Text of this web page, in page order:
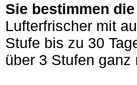
Sie bestimmen
Lufterfrischer mit
Stufe bis zu 30
über 3 Stufen ganz